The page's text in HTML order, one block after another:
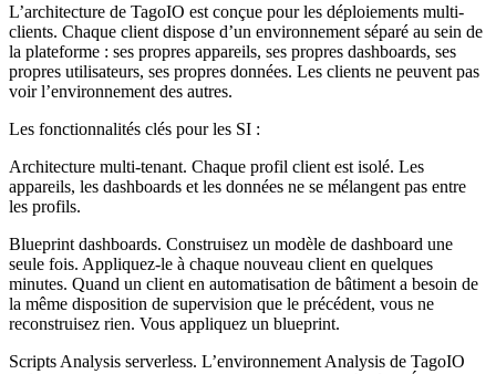
L’architecture de TagoIO est conçue pour les déploiements multi-
clients. Chaque client dispose d’un environnement séparé au sein de
la plateforme : ses propres appareils, ses propres dashboards, ses
propres utilisateurs, ses propres données. Les clients ne peuvent pas
voir l’environnement des autres.
Les fonctionnalités clés pour les SI :
Architecture multi-tenant. Chaque profil client est isolé. Les
appareils, les dashboards et les données ne se mélangent pas entre
les profils.
Blueprint dashboards. Construisez un modèle de dashboard une
seule fois. Appliquez-le à chaque nouveau client en quelques
minutes. Quand un client en automatisation de bâtiment a besoin de
la même disposition de supervision que le précédent, vous ne
reconstruisez rien. Vous appliquez un blueprint.
Scripts Analysis serverless. L’environnement Analysis de TagoIO